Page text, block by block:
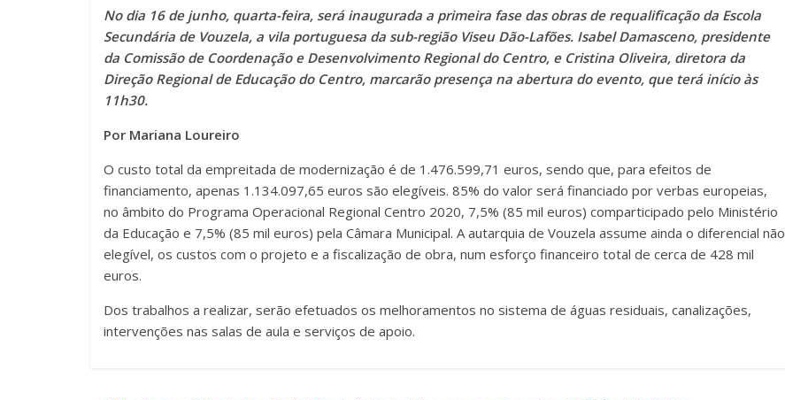
No dia 16 de junho, quarta-feira, será inaugurada a primeira fase das obras de requalificação da Escola
Secundária de Vouzela, a vila portuguesa da sub-região Viseu Dão-Lafões. Isabel Damasceno, presidente
da Comissão de Coordenação e Desenvolvimento Regional do Centro, e Cristina Oliveira, diretora da
Direção Regional de Educação do Centro, marcarão presença na abertura do evento, que terá início às
11h30.
Por Mariana Loureiro
O custo total da empreitada de modernização é de 1.476.599,71 euros, sendo que, para efeitos de
financiamento, apenas 1.134.097,65 euros são elegíveis. 85% do valor será financiado por verbas europeias,
no âmbito do Programa Operacional Regional Centro 2020, 7,5% (85 mil euros) comparticipado pelo Ministério
da Educação e 7,5% (85 mil euros) pela Câmara Municipal. A autarquia de Vouzela assume ainda o diferencial não
elegível, os custos com o projeto e a fiscalização de obra, num esforço financeiro total de cerca de 428 mil
euros.
Dos trabalhos a realizar, serão efetuados os melhoramentos no sistema de águas residuais, canalizações,
intervenções nas salas de aula e serviços de apoio.